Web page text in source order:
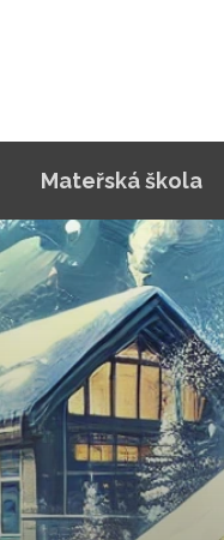
Mateřská škola